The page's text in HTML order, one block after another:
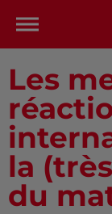
Les
la
du